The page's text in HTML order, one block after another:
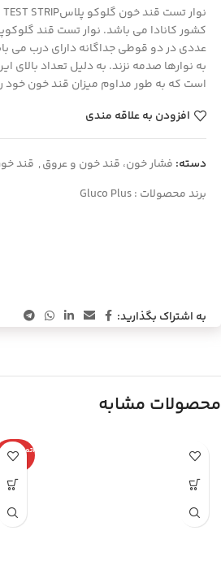
عددی در دو قوطی جداگانه دارای درب می
به نوارها صدمه نزند. به دلیل تعداد بالای
است که به طور مداوم ميزان قند خون‌ خود
افزودن به علاقه مندی
دسته: فشار خون، قند خون و عروق, قند
برند محصولات :Gluco Plus
به اشتراک بگذارید:
محصولات مشابه
اتمام
دی